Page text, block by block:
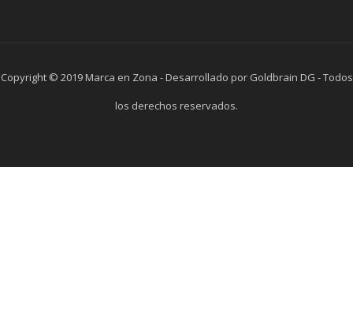
Copyright © 2019 Marca en Zona - Desarrollado por Goldbrain DG - Todos
los derechos reservados.